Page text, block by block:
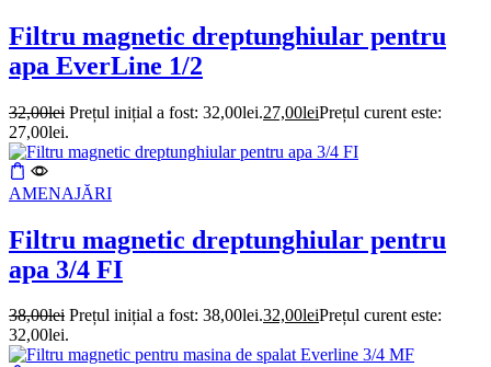
Filtru magnetic dreptunghiular pentru
apa EverLine 1/2
32,00lei Prețul inițial a fost: 32,00lei.27,00leiPrețul curent este:
27,00lei.
AMENAJĂRI
Filtru magnetic dreptunghiular pentru
apa 3/4 FI
38,00lei Prețul inițial a fost: 38,00lei.32,00leiPrețul curent este:
32,00lei.